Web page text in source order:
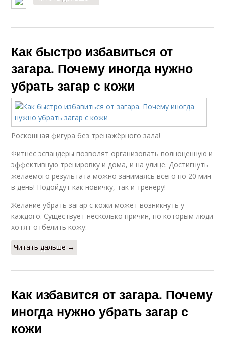
Как быстро избавиться от
загара. Почему иногда нужно
убрать загар с кожи
Роскошная фигура без тренажёрного зала!
Фитнес эспандеры позволят организовать полноценную и
эффективную тренировку и дома, и на улице. Достигнуть
желаемого результата можно занимаясь всего по 20 мин
в день! Подойдут как новичку, так и тренеру!
Желание убрать загар с кожи может возникнуть у
каждого. Существует несколько причин, по которым люди
хотят отбелить кожу:
Читать дальше →
Как избавится от загара. Почему
иногда нужно убрать загар с
кожи